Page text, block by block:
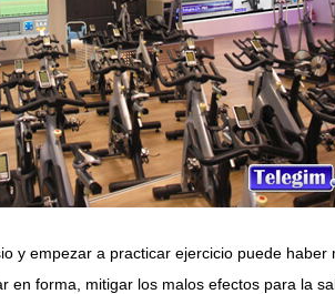
y empezar a practicar ejercicio puede haber
en forma, mitigar los malos efectos para la